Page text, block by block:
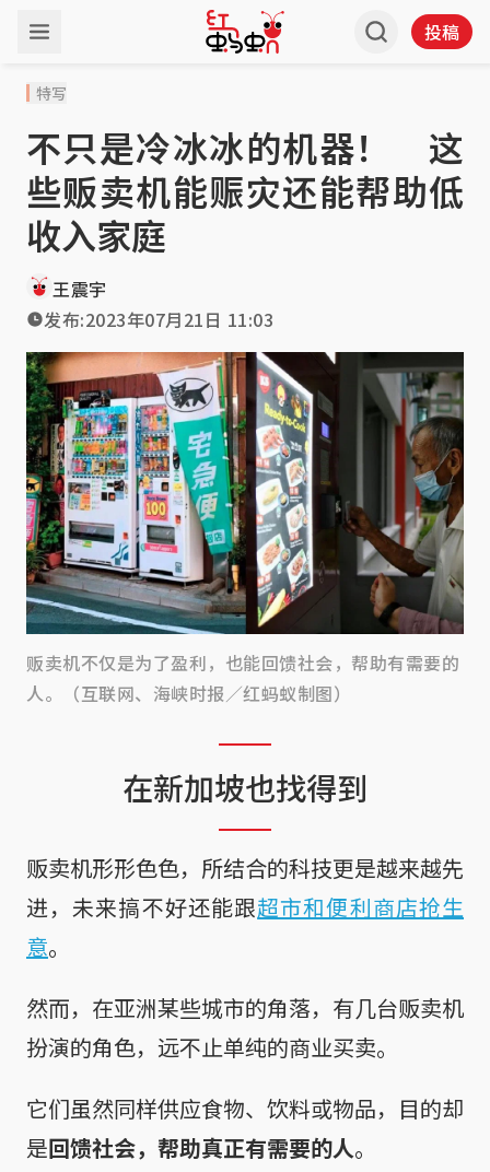
投稿
特写
不只是冷冰冰的机器！ 这
些贩卖机能赈灾还能帮助低
收入家庭
王震宇
发布:2023年07月21日 11:03
贩卖机不仅是为了盈利，也能回馈社会，帮助有需要的
人。（互联网、海峡时报／红蚂蚁制图）
在新加坡也找得到
贩卖机形形色色，所结合的科技更是越来越先
进，未来搞不好还能跟超市和便利商店抢生
意。
然而，在亚洲某些城市的角落，有几台贩卖机
扮演的角色，远不止单纯的商业买卖。
它们虽然同样供应食物、饮料或物品，目的却
是回馈社会，帮助真正有需要的人。